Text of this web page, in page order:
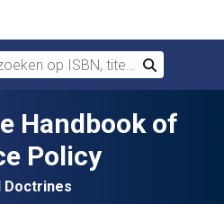
inhoud
op ISBN, titel of auteur
Zoek
Handbook of
Policy
Doctrines